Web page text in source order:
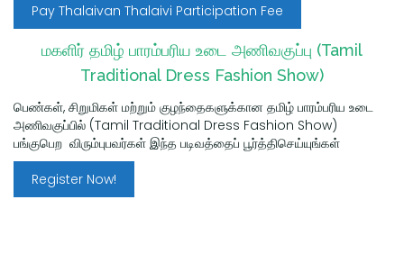
Pay Thalaivan Thalaivi Participation Fee
மகளிர் தமிழ் பாரம்பரிய உடை அணிவகுப்பு (Tamil
Traditional Dress Fashion Show)
பெண்கள், சிறுமிகள் மற்றும் குழந்தைகளுக்கான தமிழ் பாரம்பரிய உடை
அணிவகுப்பில் (Tamil Traditional Dress Fashion Show)
பங்குபெற விரும்புபவர்கள் இந்த படிவத்தைப் பூர்த்திசெய்யுங்கள்
Register Now!